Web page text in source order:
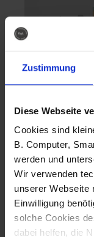
Zustimmung
Diese Webseite
Cookies sind
B. Computer,
werden und
Wir verwenden
unserer Webseite
Einwilligung
solche Cookies
dabei helfen, die
Fotografo:
Sternbach
Download